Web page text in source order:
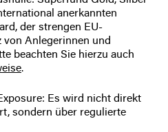
anerkannten
der strengen EU-
von Anlegerinnen und
beachten Sie hierzu auch
.
Es wird nicht direkt
sondern über regulierte